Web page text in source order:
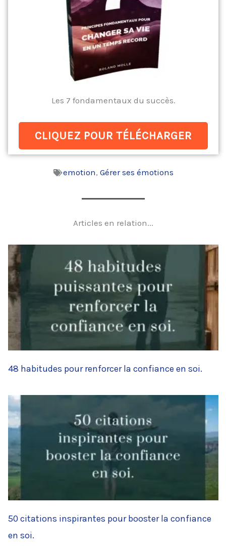
Les 7 fondamentaux du succès.
CLIQUEZ POUR TÉLÉCHARGER
emotion, Gérer ses émotions
Articles en relation...
48 habitudes pour renforcer la confiance en soi.
50 citations inspirantes pour booster la confiance
en soi.